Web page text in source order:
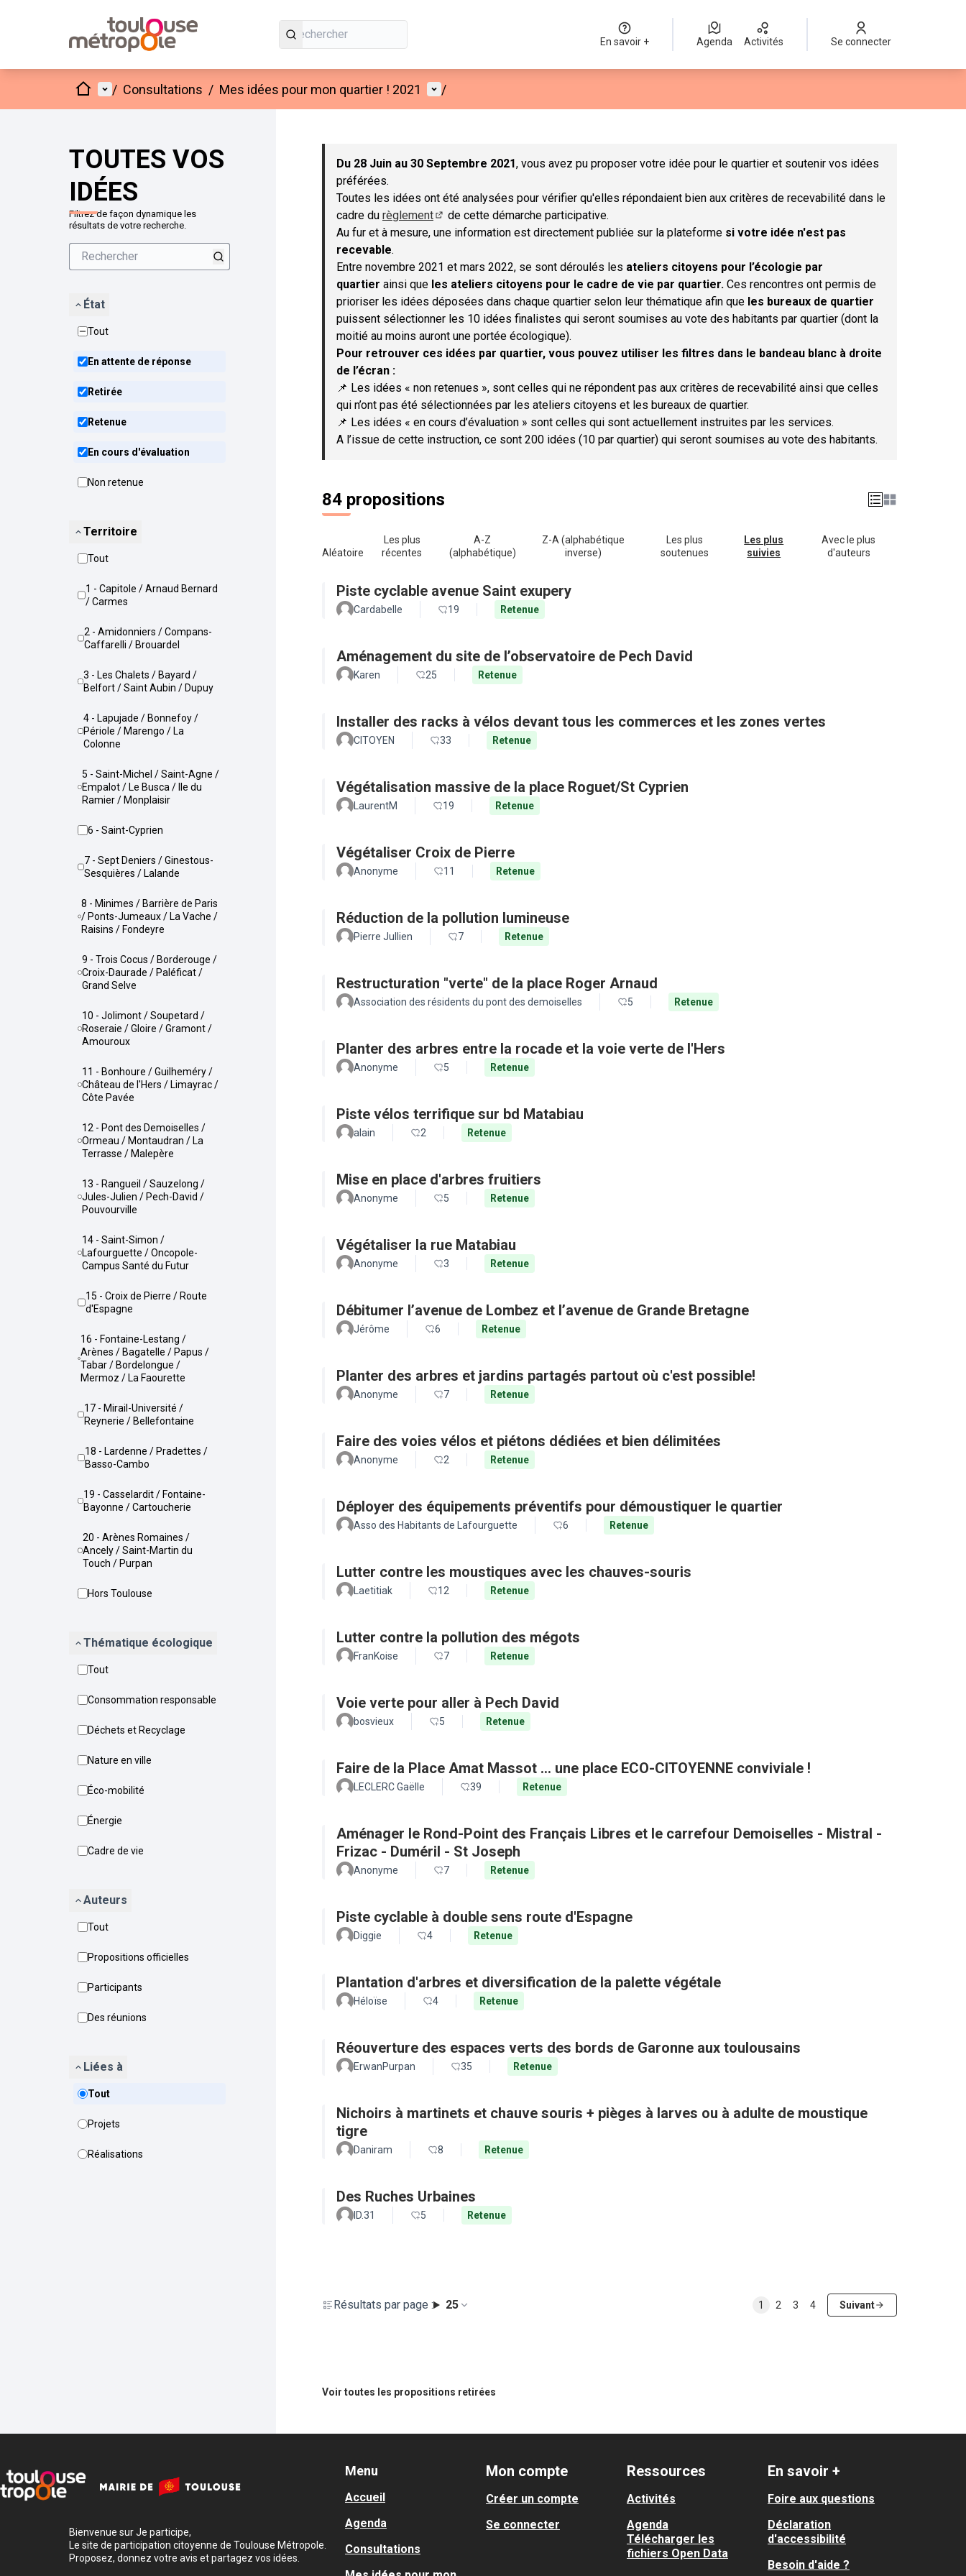
En savoir + Agenda Activités Se connecter
AccueilMenu principal
/ Consultations / Mes idées pour mon quartier ! 2021 Menu utilisateur
/
TOUTES VOS
IDÉES
Filtrez de façon dynamique les
résultats de votre recherche.
État
Tout
En attente de réponse
Retirée
Retenue
En cours d'évaluation
Non retenue
Territoire
Tout
1 - Capitole / Arnaud Bernard
/ Carmes
2 - Amidonniers / Compans-
Caffarelli / Brouardel
3 - Les Chalets / Bayard /
Belfort / Saint Aubin / Dupuy
4 - Lapujade / Bonnefoy /
Périole / Marengo / La
Colonne
5 - Saint-Michel / Saint-Agne /
Empalot / Le Busca / Ile du
Ramier / Monplaisir
6 - Saint-Cyprien
7 - Sept Deniers / Ginestous-
Sesquières / Lalande
8 - Minimes / Barrière de Paris
/ Ponts-Jumeaux / La Vache /
Raisins / Fondeyre
9 - Trois Cocus / Borderouge /
Croix-Daurade / Paléficat /
Grand Selve
10 - Jolimont / Soupetard /
Roseraie / Gloire / Gramont /
Amouroux
11 - Bonhoure / Guilheméry /
Château de l'Hers / Limayrac /
Côte Pavée
12 - Pont des Demoiselles /
Ormeau / Montaudran / La
Terrasse / Malepère
13 - Rangueil / Sauzelong /
Jules-Julien / Pech-David /
Pouvourville
14 - Saint-Simon /
Lafourguette / Oncopole-
Campus Santé du Futur
15 - Croix de Pierre / Route
d'Espagne
16 - Fontaine-Lestang /
Arènes / Bagatelle / Papus /
Tabar / Bordelongue /
Mermoz / La Faourette
17 - Mirail-Université /
Reynerie / Bellefontaine
18 - Lardenne / Pradettes /
Basso-Cambo
19 - Casselardit / Fontaine-
Bayonne / Cartoucherie
20 - Arènes Romaines /
Ancely / Saint-Martin du
Touch / Purpan
Hors Toulouse
Thématique écologique
Tout
Consommation responsable
Déchets et Recyclage
Nature en ville
Éco-mobilité
Énergie
Cadre de vie
Auteurs
Tout
Propositions officielles
Participants
Des réunions
Liées à
Tout
Projets
Réalisations
Passer la carte
Du 28 Juin au 30 Septembre 2021, vous avez pu proposer votre idée pour le quartier et soutenir vos idées
préférées.
Toutes les idées ont été analysées pour vérifier qu'elles répondaient bien aux critères de recevabilité dans le
cadre du règlement
(S'ouvre dans un nouvel onglet)
de cette démarche participative.
Au fur et à mesure, une information est directement publiée sur la plateforme si votre idée n'est pas
recevable.
Entre novembre 2021 et mars 2022, se sont déroulés les ateliers citoyens pour l’écologie par
quartier ainsi que les ateliers citoyens pour le cadre de vie par quartier. Ces rencontres ont permis de
prioriser les idées déposées dans chaque quartier selon leur thématique afin que les bureaux de quartier
puissent sélectionner les 10 idées finalistes qui seront soumises au vote des habitants par quartier (dont la
moitié au moins auront une portée écologique).
Pour retrouver ces idées par quartier, vous pouvez utiliser les filtres dans le bandeau blanc à droite
de l’écran :
📌 Les idées « non retenues », sont celles qui ne répondent pas aux critères de recevabilité ainsi que celles
qui n’ont pas été sélectionnées par les ateliers citoyens et les bureaux de quartier.
📌 Les idées « en cours d’évaluation » sont celles qui sont actuellement instruites par les services.
A l’issue de cette instruction, ce sont 200 idées (10 par quartier) qui seront soumises au vote des habitants.
84 propositions
Aléatoire
Les plus
récentes
A-Z
(alphabétique)
Z-A (alphabétique
inverse)
Les plus
soutenues
Les plus
suivies
Avec le plus
d'auteurs
Piste cyclable avenue Saint exupery
Cardabelle 19 Retenue
Aménagement du site de l’observatoire de Pech David
Karen 25 Retenue
Installer des racks à vélos devant tous les commerces et les zones vertes
CITOYEN 33 Retenue
Végétalisation massive de la place Roguet/St Cyprien
LaurentM 19 Retenue
Végétaliser Croix de Pierre
Anonyme 11 Retenue
Réduction de la pollution lumineuse
Pierre Jullien 7 Retenue
Restructuration "verte" de la place Roger Arnaud
Association des résidents du pont des demoiselles 5 Retenue
Planter des arbres entre la rocade et la voie verte de l'Hers
Anonyme 5 Retenue
Piste vélos terrifique sur bd Matabiau
alain 2 Retenue
Mise en place d'arbres fruitiers
Anonyme 5 Retenue
Végétaliser la rue Matabiau
Anonyme 3 Retenue
Débitumer l’avenue de Lombez et l’avenue de Grande Bretagne
Jérôme 6 Retenue
Planter des arbres et jardins partagés partout où c'est possible!
Anonyme 7 Retenue
Faire des voies vélos et piétons dédiées et bien délimitées
Anonyme 2 Retenue
Déployer des équipements préventifs pour démoustiquer le quartier
Asso des Habitants de Lafourguette 6 Retenue
Lutter contre les moustiques avec les chauves-souris
Laetitiak 12 Retenue
Lutter contre la pollution des mégots
FranKoise 7 Retenue
Voie verte pour aller à Pech David
bosvieux 5 Retenue
Faire de la Place Amat Massot ... une place ECO-CITOYENNE conviviale !
LECLERC Gaëlle 39 Retenue
Aménager le Rond-Point des Français Libres et le carrefour Demoiselles - Mistral -
Frizac - Duméril - St Joseph
Anonyme 7 Retenue
Piste cyclable à double sens route d'Espagne
Diggie 4 Retenue
Plantation d'arbres et diversification de la palette végétale
Héloïse 4 Retenue
Réouverture des espaces verts des bords de Garonne aux toulousains
ErwanPurpan 35 Retenue
Nichoirs à martinets et chauve souris + pièges à larves ou à adulte de moustique
tigre
Daniram 8 Retenue
Des Ruches Urbaines
ID.31 5 Retenue
Résultats par page : 25 1 2 3 4 Suivant
Voir toutes les propositions retirées
Bienvenue sur Je participe,
Le site de participation citoyenne de Toulouse Métropole.
Proposez, donnez votre avis et partagez vos idées.
Menu
Accueil
Agenda
Consultations
Mon compte
Créer un compte
Se connecter
Ressources
Activités
Agenda
Télécharger les
fichiers Open Data
En savoir +
Foire aux questions
Déclaration
d'accessibilité
Besoin d'aide ?